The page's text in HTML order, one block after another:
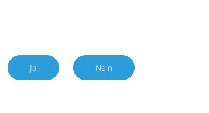
Ja Nein